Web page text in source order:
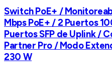
Switch PoE+ /
Mbps PoE+ / 2 Puertos
Puertos SFP de Uplink /
Partner Pro / Modo
230 W